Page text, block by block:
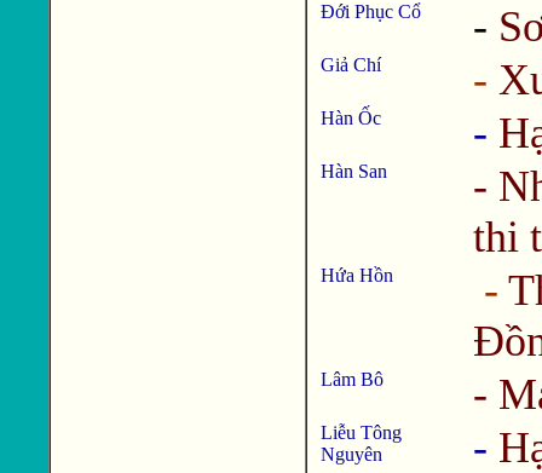
Đới Phục Cổ -
Giả Chí -
Hàn Ốc -
Hàn San -
thi
Hứa Hồn -
Lâm Bô -
Liễu Tông
Nguyên
-